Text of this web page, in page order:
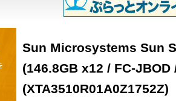
Sun Microsystems Sun
(146.8GB x12 / FC-
(XTA3510R01A0Z1752Z)